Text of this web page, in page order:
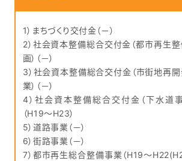
1）まちづくり交付金（－）
2）社会資本整備総合交付金（都市再生
画）（－）
3）社会資本整備総合交付金（市街地再
業）（－）
4）社会資本整備総合交付金（下水道事
（H19～H23）
5）道路事業（－）
6）街路事業（－）
7）都市再生総合整備事業（H19～